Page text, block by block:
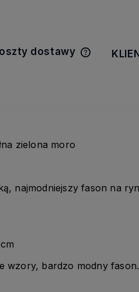
dostawy
zielona moro
najmodniejszy fason na
wzory, bardzo modny fason.